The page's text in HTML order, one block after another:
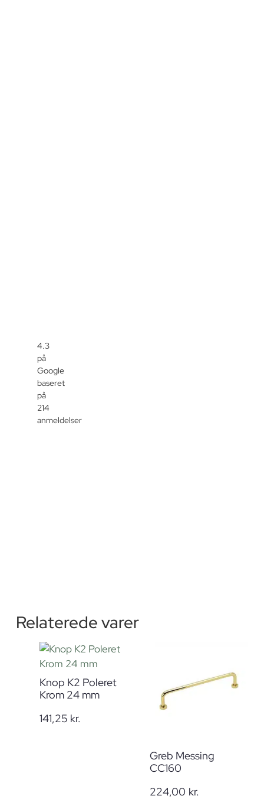
4.3
på
Google
baseret
på
214
anmeldelser
Relaterede varer
Knop K2 Poleret
Krom 24 mm
141,25 kr.
Greb Messing
CC160
224,00 kr.